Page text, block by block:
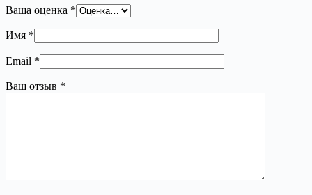
Ваша оценка *
Имя *
Email *
Ваш отзыв *